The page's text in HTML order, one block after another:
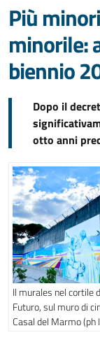
Più
minorile:
biennio
Dopo il
otto anni
Il murales nel cortile
Futuro, sul muro di
Casal del Marmo (ph